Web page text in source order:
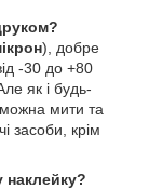
), добре
-30 до +80
як і будь-
мити та
засоби, крім
наклейку?